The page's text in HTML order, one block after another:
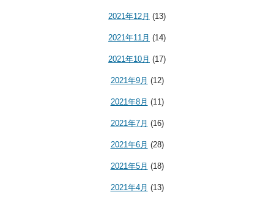
2021年12月 (13)
2021年11月 (14)
2021年10月 (17)
2021年9月 (12)
2021年8月 (11)
2021年7月 (16)
2021年6月 (28)
2021年5月 (18)
2021年4月 (13)